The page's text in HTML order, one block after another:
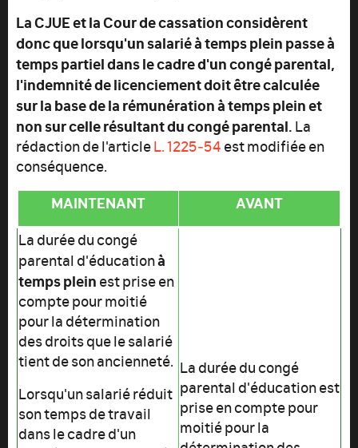
La CJUE et la Cour de cassation considèrent
donc que lorsqu'un salarié à temps plein passe à
temps partiel dans le cadre d'un congé parental,
l'indemnité de licenciement doit être calculée
sur la base de la rémunération à temps plein et
non sur celle résultant du congé parental.La
rédaction de l'articleL. 1225‑54est modifiée en
conséquence.
MAINTENANT AVANT
La durée du congé
parental d'éducationà
temps pleinest prise en
compte pour moitié
pour la détermination
des droits que le salarié
tient de son ancienneté.
Lorsqu'un salarié réduit
son temps de travail
dans le cadre d'un
La durée du congé
parental d'éducation est
prise en compte pour
moitié pour la